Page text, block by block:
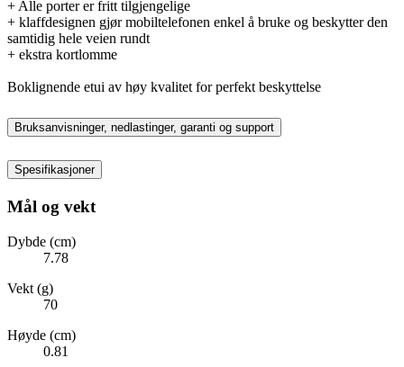
+ Alle porter er fritt tilgjengelige
+ klaffdesignen gjør mobiltelefonen enkel å bruke og beskytter den
samtidig hele veien rundt
+ ekstra kortlomme
Boklignende etui av høy kvalitet for perfekt beskyttelse
Bruksanvisninger, nedlastinger, garanti og support
Spesifikasjoner
Mål og vekt
Dybde (cm)
7.78
Vekt (g)
70
Høyde (cm)
0.81